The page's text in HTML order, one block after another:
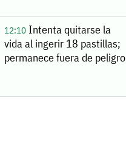
12:10Intenta quitarse la
vida al ingerir 18 pastillas;
permanece fuera de peligro